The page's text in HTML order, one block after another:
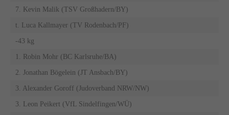
7. Kevin Malik (TSV Großhadern/BY)
t. Luca Kallmayer (TV Rodenbach/PF)
-43 kg
1. Robin Mohr (BC Karlsruhe/BA)
2. Jonathan Bögelein (JT Ansbach/BY)
3. Alexander Goroff (Judoverband NRW/NW)
3. Leon Peikert (VfL Sindelfingen/WÜ)